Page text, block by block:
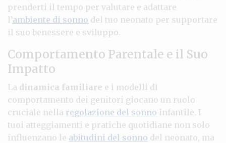
prenderti il tempo per valutare e adattare
l’ambiente di sonno del tuo neonato per supportare
il suo benessere e sviluppo.
Comportamento Parentale e il Suo
Impatto
La dinamica familiare e i modelli di
comportamento dei genitori giocano un ruolo
cruciale nella regolazione del sonno infantile. I
tuoi atteggiamenti e pratiche quotidiane non solo
influenzano le abitudini del sonno del neonato, ma